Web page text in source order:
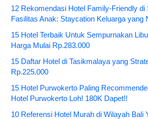
12 Rekomendasi Hotel Family-Friendly di
Fasilitas Anak: Staycation Keluarga yang
15 Hotel Terbaik Untuk Sempurnakan
Harga Mulai Rp.283.000
15 Daftar Hotel di Tasikmalaya yang
Rp.225.000
15 Hotel Purwokerto Paling
Hotel Purwokerto Loh! 180K Dapet!!
10 Referensi Hotel Murah di Wilayah Bali